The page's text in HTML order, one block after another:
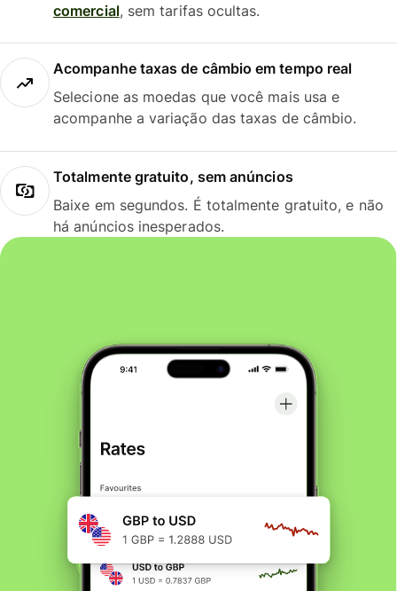
comercial, sem tarifas ocultas.
Acompanhe taxas de câmbio em tempo real
Selecione as moedas que você mais usa e
acompanhe a variação das taxas de câmbio.
Totalmente gratuito, sem anúncios
Baixe em segundos. É totalmente gratuito, e não
há anúncios inesperados.